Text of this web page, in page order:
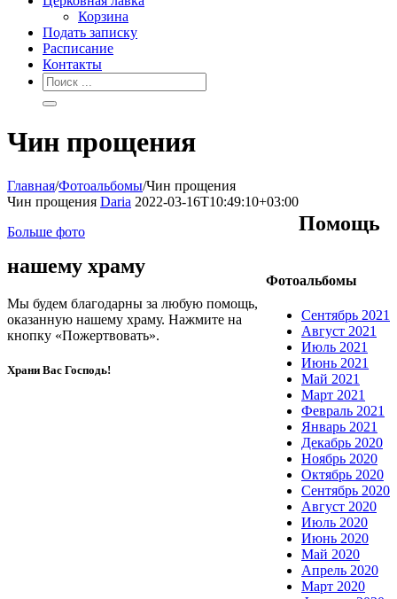
Корзина
Подать записку
Расписание
Контакты
Чин прощения
Главная/Фотоальбомы/Чин прощения
Чин прощения Daria 2022-03-16T10:49:10+03:00
Больше фото
Фотоальбомы
Сентябрь 2021
Август 2021
Июль 2021
Июнь 2021
Май 2021
Март 2021
Февраль 2021
Январь 2021
Декабрь 2020
Ноябрь 2020
Октябрь 2020
Сентябрь 2020
Август 2020
Июль 2020
Июнь 2020
Май 2020
Апрель 2020
Март 2020
Помощь
нашему храму
Мы будем благодарны за любую помощь,
оказанную нашему храму. Нажмите на
кнопку «Пожертвовать».
Храни Вас Господь!